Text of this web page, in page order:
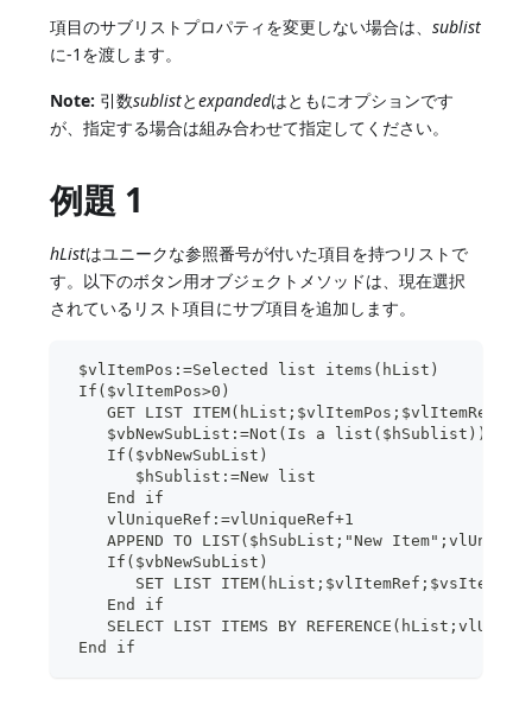
項目のサブリストプロパティを変更しない場合は、sublist
に-1を渡します。
Note: 引数sublistとexpandedはともにオプションです
が、指定する場合は組み合わせて指定してください。
例題 1
hListはユニークな参照番号が付いた項目を持つリストで
す。以下のボタン用オブジェクトメソッドは、現在選択
されているリスト項目にサブ項目を追加します。
$vlItemPos:=Selected list items(hList)
If($vlItemPos>0)
GET LIST
$vbNewSubList:=Not(Is a list($hSublist))
If($vbNewSubList)
$hSublist:=New list
End if
vlUniqueRef:=vlUniqueRef+1
APPEND TO LIST($hSubList;"New
If($vbNewSubList)
SET LIST
End if
SELECT LIST ITEMS BY
End if